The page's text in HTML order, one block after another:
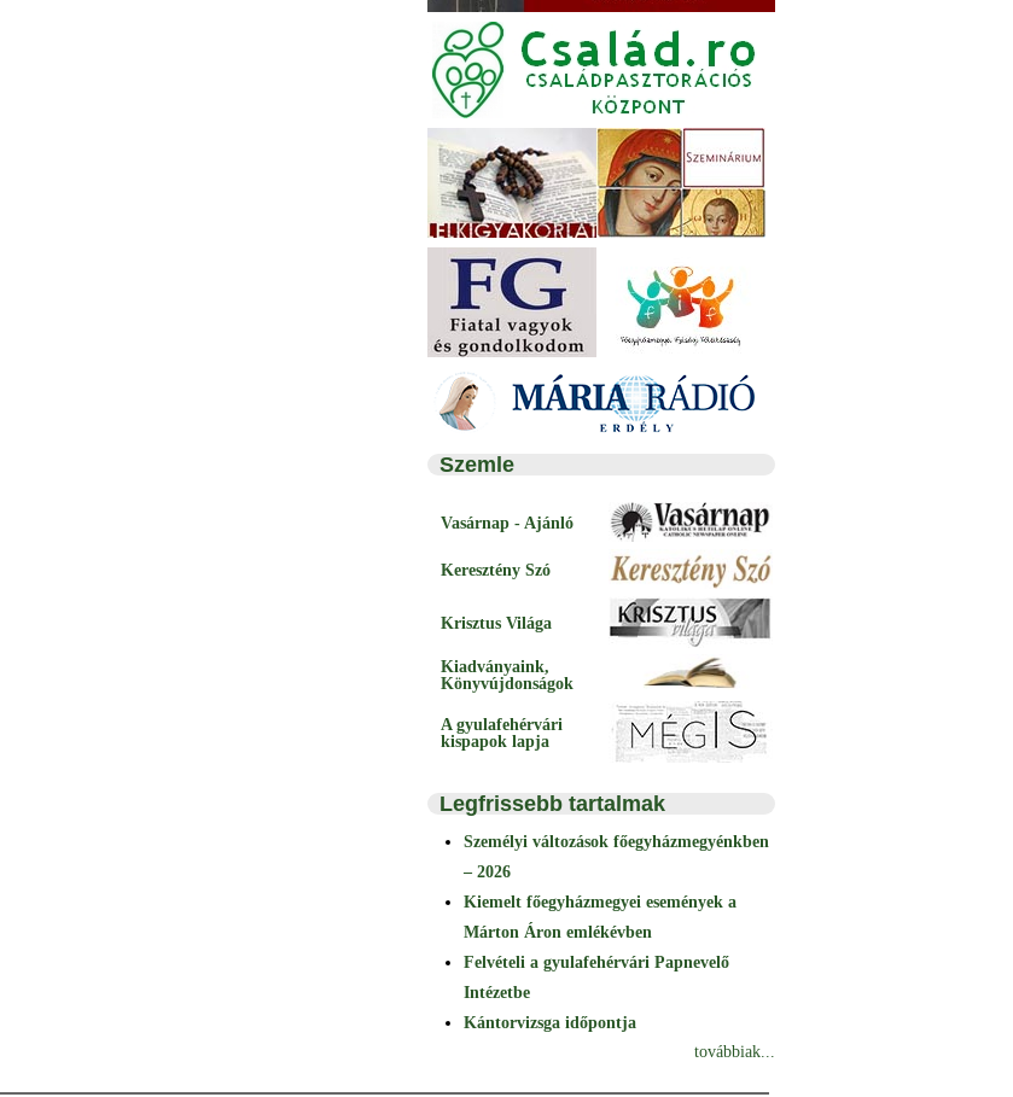
Szemle
Vasárnap - Ajánló
Keresztény Szó
Krisztus Világa
Kiadványaink,
Könyvújdonságok
A gyulafehérvári
kispapok lapja
Legfrissebb tartalmak
Személyi változások főegyházmegyénkben
– 2026
Kiemelt főegyházmegyei események a
Márton Áron emlékévben
Felvételi a gyulafehérvári Papnevelő
Intézetbe
Kántorvizsga időpontja
továbbiak...